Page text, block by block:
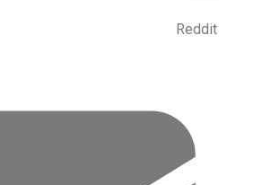
Reddit